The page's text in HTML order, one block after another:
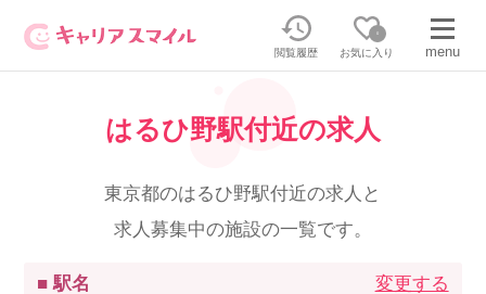
閲覧履歴
0
お気に入り menu
無料相談・お問い合わせはこちら
無料転職相談・お問い合わせの内容を
正社員／パートで働く
正社員・パートの求人を探す
はるひ野駅付近の求人
東京都のはるひ野駅付近の求人と
求人募集中の施設の一覧です。
■ 駅名
変更する